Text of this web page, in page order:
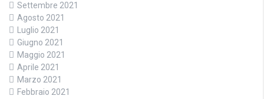
Settembre 2021
Agosto 2021
Luglio 2021
Giugno 2021
Maggio 2021
Aprile 2021
Marzo 2021
Febbraio 2021